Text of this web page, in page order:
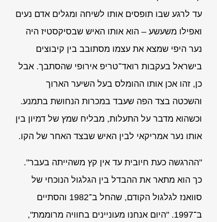
עד לרגע שבו תופסים אותו לשיחה ומגלים אדם נעים
ואפילו משעשע – הוא אותו האיש שבסיקסטיז היה
נער היפי שמצא את עצמו מסתובב בין קיבוצים
בישראל בעקבות רואד־טריפ אירופי שהסתבך. אבל
כן, זהו אכן אותו ההומלס בעל השיער הארוך
והשכטה בצד הפה שעבד במכרות הנחושת בתמנע.
וכשהוא מדבר על התעלות, מבליח שמץ של דמיון בין
אותו נער אמריקאי לבין האיש שבצד האחר של הקו.
"ההרגשה כעת חיובית עד אין קץ משהייתה בעבר".
כך הוא מתאר את ההבדל בין הגלגול הנוכחי של
סוואנז לגלגול הקודם, שהחל ב־1982 והסתיים
ב־1997. "היום אנחנו מעוניינים בחוויה מרוממת",